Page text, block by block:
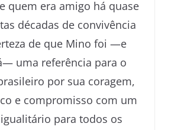
quem era amigo há quase
décadas de convivência
de que Mino foi —e
uma referência para o
por sua coragem,
e compromisso com um
para todos os